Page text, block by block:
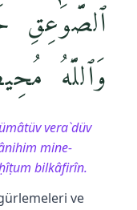
ٱلصَّوَٰعِقِ
وَٱللَّهُ
vera`düv
mine-
bilkâfirîn.
ve